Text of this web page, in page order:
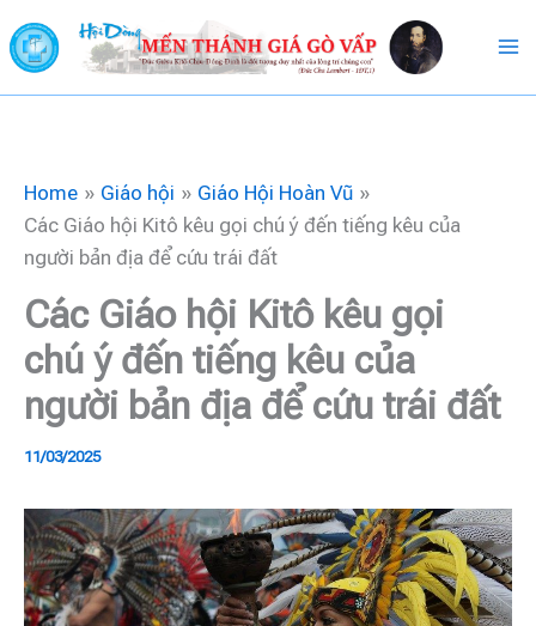
to
content
Home Giáo hội
Giáo Hội Hoàn Vũ
Các Giáo hội Kitô kêu gọi chú ý đến tiếng kêu của
người bản địa để cứu trái đất
Các Giáo hội Kitô kêu gọi
chú ý đến tiếng kêu của
người bản địa để cứu trái đất
11/03/2025